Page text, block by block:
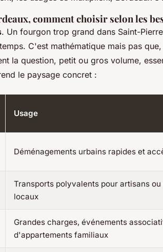
comment choisir selon les
. Un fourgon trop grand dans Saint-
C'est mathématique mais pas
la question, petit ou gros volume,
le paysage concret :
Usage
Déménagements urbains rapides et
Transports polyvalents pour artisans
locaux
Grandes charges, événements
d'appartements familiaux